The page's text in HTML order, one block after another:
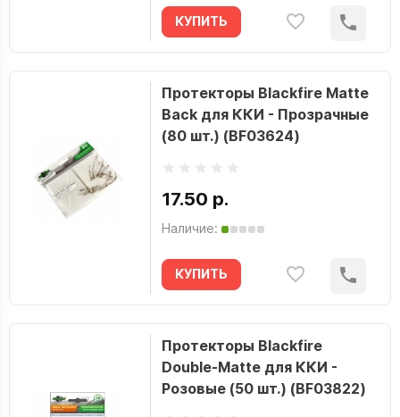
КУПИТЬ
Протекторы Blackfire Matte
Back для ККИ - Прозрачные
(80 шт.) (BF03624)
17.50 р.
Наличие:
КУПИТЬ
Протекторы Blackfire
Double-Matte для ККИ -
Розовые (50 шт.) (BF03822)